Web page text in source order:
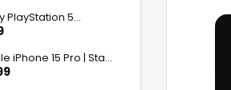
PlayStation 5
bezdrôtový
– A
iPhone 15 Pro | Stav:
– A